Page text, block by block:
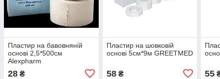
Пластир на бавовняній
основі 2,5*500см
Alexpharm
28 ₴
Пластир на шовковій
основі 5см*9м GREETMED
58₴ 55